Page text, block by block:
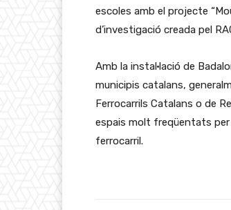
escoles amb el projecte
d’investigació creada pel
Amb la instal·lació de
municipis catalans,
Ferrocarrils Catalans o de
espais molt freqüentats per
ferrocarril.